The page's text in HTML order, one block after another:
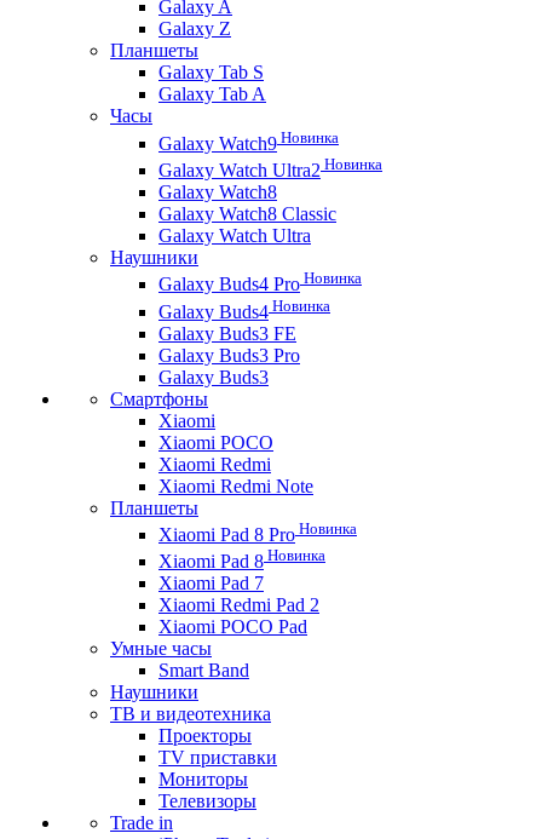
Galaxy A
Galaxy Z
Планшеты
Galaxy Tab S
Galaxy Tab A
Часы
Galaxy Watch9 Новинка
Galaxy Watch Ultra2 Новинка
Galaxy Watch8
Galaxy Watch8 Classic
Galaxy Watch Ultra
Наушники
Galaxy Buds4 Pro Новинка
Galaxy Buds4 Новинка
Galaxy Buds3 FE
Galaxy Buds3 Pro
Galaxy Buds3
Смартфоны
Xiaomi
Xiaomi POCO
Xiaomi Redmi
Xiaomi Redmi Note
Планшеты
Xiaomi Pad 8 Pro Новинка
Xiaomi Pad 8 Новинка
Xiaomi Pad 7
Xiaomi Redmi Pad 2
Xiaomi POCO Pad
Умные часы
Smart Band
Наушники
ТВ и видеотехника
Проекторы
TV приставки
Мониторы
Телевизоры
Trade in